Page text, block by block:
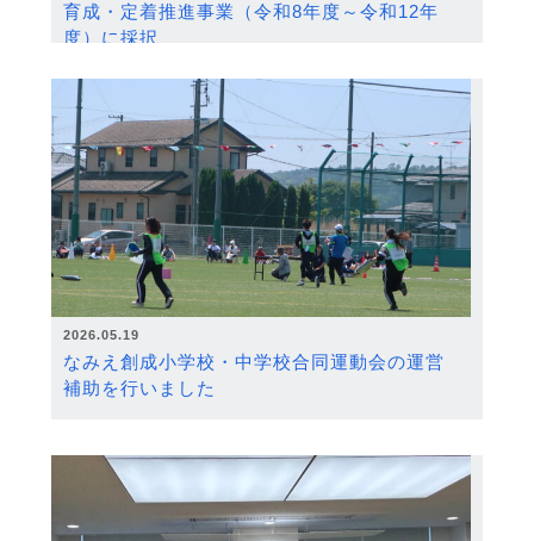
育成・定着推進事業（令和8年度～令和12年
度）に採択
2026.05.19
なみえ創成小学校・中学校合同運動会の運営
補助を行いました